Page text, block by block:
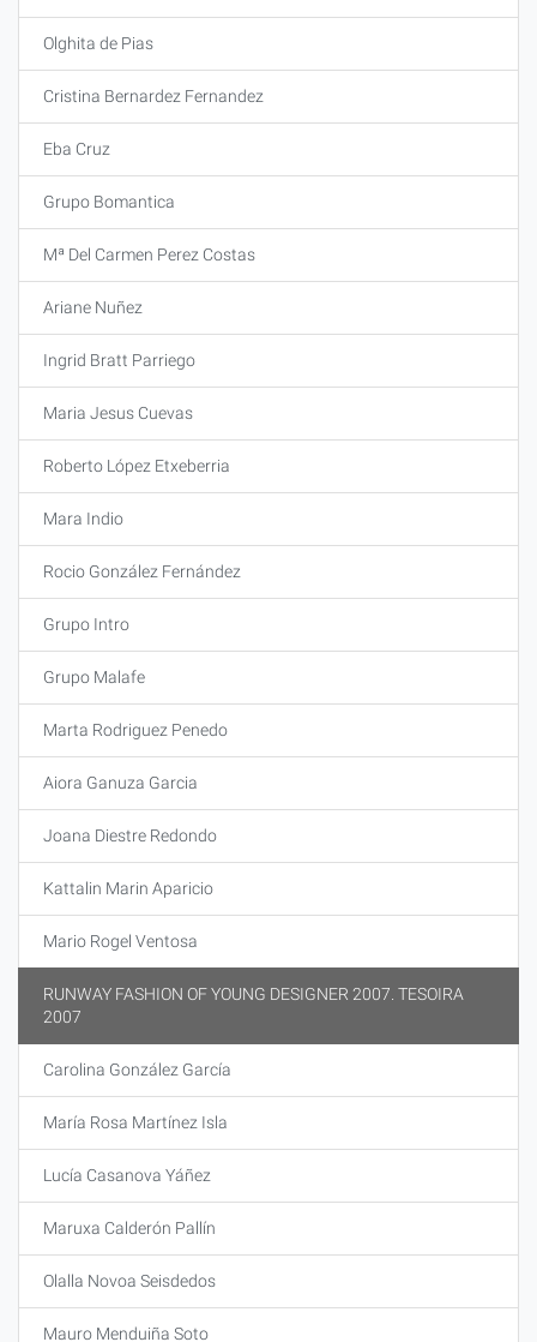
Olghita de Pias
Cristina Bernardez Fernandez
Eba Cruz
Grupo Bomantica
Mª Del Carmen Perez Costas
Ariane Nuñez
Ingrid Bratt Parriego
Maria Jesus Cuevas
Roberto López Etxeberria
Mara Indio
Rocio González Fernández
Grupo Intro
Grupo Malafe
Marta Rodriguez Penedo
Aiora Ganuza Garcia
Joana Diestre Redondo
Kattalin Marin Aparicio
Mario Rogel Ventosa
RUNWAY FASHION OF YOUNG DESIGNER 2007. TESOIRA
2007
Carolina González García
María Rosa Martínez Isla
Lucía Casanova Yáñez
Maruxa Calderón Pallín
Olalla Novoa Seisdedos
Mauro Menduiña Soto